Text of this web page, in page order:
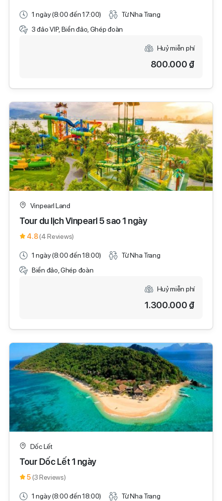
1 ngày (8:00 đến 17:00)
Từ Nha Trang
3 đảo VIP, Biển đảo, Ghép đoàn
Huỷ miễn phí
800.000 ₫
Vinpearl Land
Tour du lịch Vinpearl 5 sao 1 ngày
4.8(4 Reviews)
1 ngày (8:00 đến 18:00)
Từ Nha Trang
Biển đảo, Ghép đoàn
Huỷ miễn phí
1.300.000 ₫
Dốc Lết
Tour Dốc Lết 1 ngày
5 (3 Reviews)
1 ngày (8:00 đến 18:00)
Từ Nha Trang